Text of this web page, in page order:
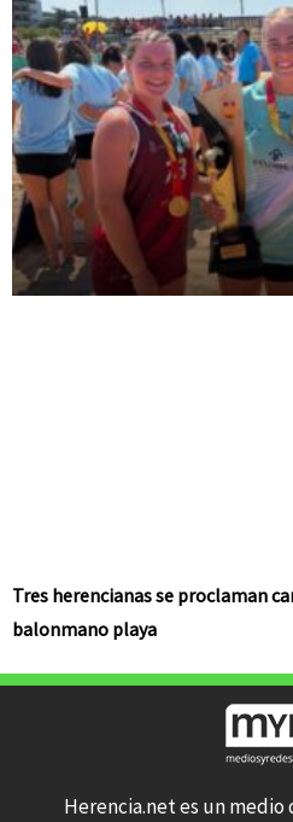
Tres herencianas se proclaman
balonmano playa
Herencia.net es un medio